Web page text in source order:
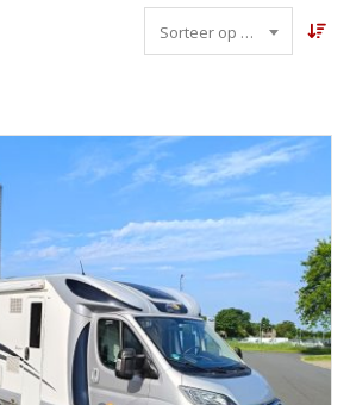
Sorteer op datum